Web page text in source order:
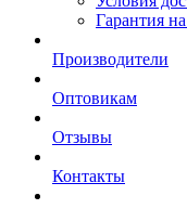
Гарантия
Производители
Оптовикам
Отзывы
Контакты